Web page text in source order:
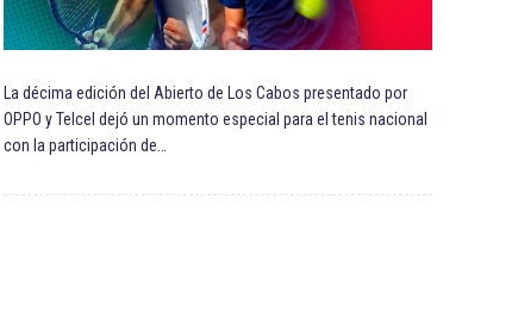
La décima edición del Abierto de Los Cabos presentado por
OPPO y Telcel dejó un momento especial para el tenis nacional
con la participación de…